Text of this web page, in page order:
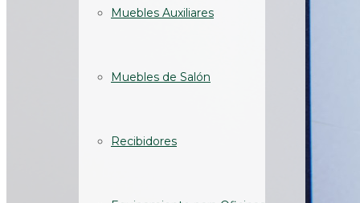
Muebles Auxiliares
Muebles de Salón
Recibidores